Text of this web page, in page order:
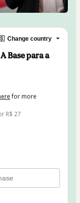
Change country
Base para a
for more
R$ 27